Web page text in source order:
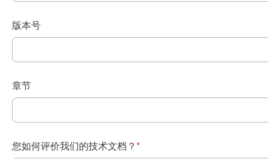
版本号
章节
您如何评价我们的技术文档？ *